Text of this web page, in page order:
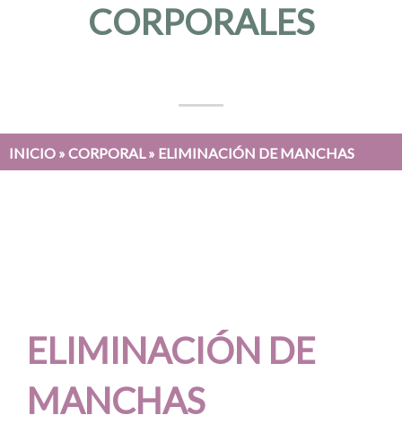
CORPORALES
INICIO » CORPORAL» ELIMINACIÓN DE MANCHAS
ELIMINACIÓN DE
MANCHAS